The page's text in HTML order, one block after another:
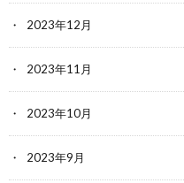
2023年12月
2023年11月
2023年10月
2023年9月